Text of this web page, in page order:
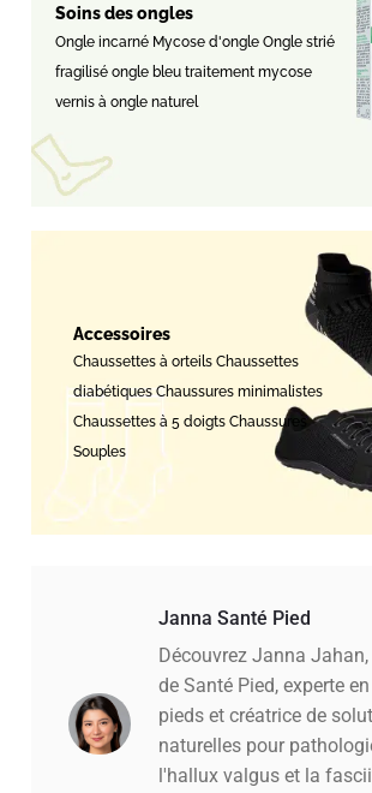
Soins des ongles
Ongle incarné Mycose d'ongle Ongle strié
fragilisé ongle bleu traitement mycose
vernis à ongle naturel
Accessoires
Chaussettes à orteils Chaussettes
diabétiques Chaussures minimalistes
Chaussettes à 5 doigts Chaussures
Souples
Janna Santé Pied
Découvrez Janna
de Santé Pied, experte
pieds et créatrice de
naturelles pour
l'hallux valgus et la